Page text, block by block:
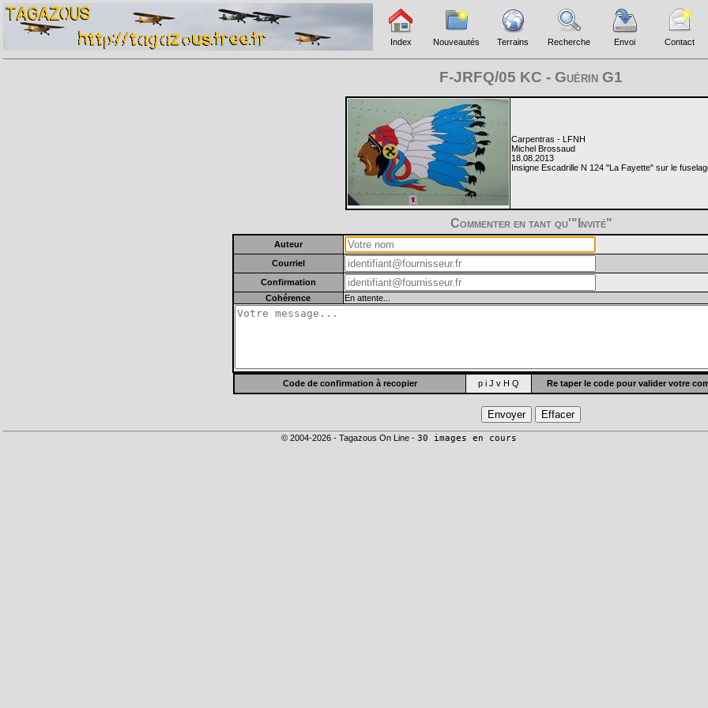
Index Nouveautés Terrains Recherche Envoi Contact
F-JRFQ/05 KC - Guérin G1
Carpentras - LFNH
Michel Brossaud
18.08.2013
Insigne Escadrille N 124 "La Fayette" sur le
Commenter en tant qu'"Invité"
Auteur
Courriel
Confirmation
Cohérence
En attente...
Code de confirmation à recopier p i J v H Q Re taper le code pour valider votre
© 2004-2026 - Tagazous On Line - 30 images en cours